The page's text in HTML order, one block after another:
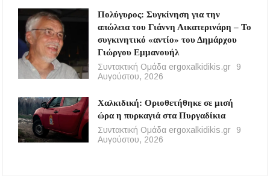
Πολύγυρος: Συγκίνηση για την
απώλεια του Γιάννη Αικατερινάρη – Το
συγκινητικό «αντίο» του Δημάρχου
Γιώργου Εμμανουήλ
Συντακτική Ομάδα ergoxalkidikis.gr
9
Αυγούστου, 2026
Χαλκιδική: Οριοθετήθηκε σε μισή
ώρα η πυρκαγιά στα Πυργαδίκια
Συντακτική Ομάδα ergoxalkidikis.gr
9
Αυγούστου, 2026